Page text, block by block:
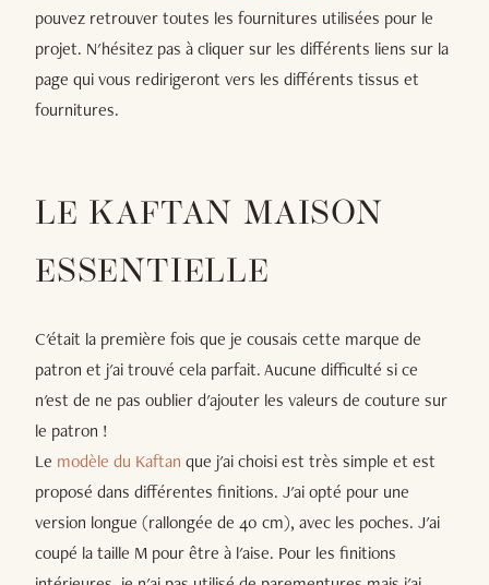
pouvez retrouver toutes les fournitures utilisées pour le
projet. N'hésitez pas à cliquer sur les différents liens sur la
page qui vous redirigeront vers les différents tissus et
fournitures.
LE KAFTAN MAISON
ESSENTIELLE
C'était la première fois que je cousais cette marque de
patron et j'ai trouvé cela parfait. Aucune difficulté si ce
n'est de ne pas oublier d'ajouter les valeurs de couture sur
le patron !
Le modèle du Kaftan que j'ai choisi est très simple et est
proposé dans différentes finitions. J'ai opté pour une
version longue (rallongée de 40 cm), avec les poches. J'ai
coupé la taille M pour être à l'aise. Pour les finitions